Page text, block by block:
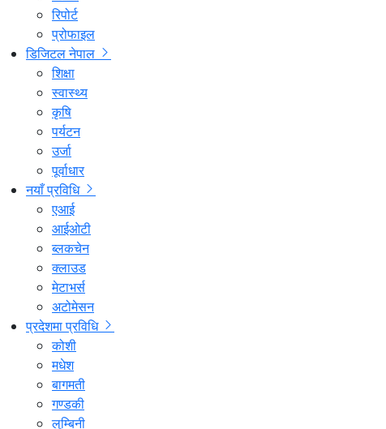
रिपोर्ट
प्रोफाइल
डिजिटल नेपाल
शिक्षा
स्वास्थ्य
कृषि
पर्यटन
उर्जा
पूर्वाधार
नयाँ प्रविधि
एआई
आईओटी
ब्लकचेन
क्लाउड
मेटाभर्स
अटोमेसन
प्रदेशमा प्रविधि
कोशी
मधेश
बागमती
गण्डकी
लुम्बिनी